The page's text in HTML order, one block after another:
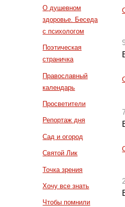
О душевном
здоровье. Беседа
с психологом
Поэтическая
страничка
Православный
календарь
Просветители
Репортаж дня
Сад и огород
Святой Лик
Точка зрения
Хочу все знать
Чтобы помнили